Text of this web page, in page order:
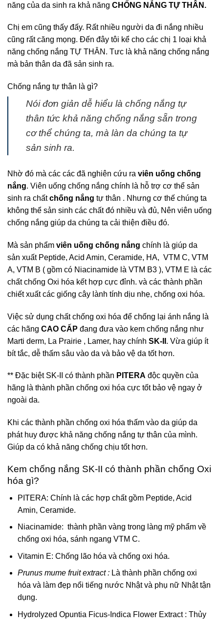
năng của da sinh ra khả năng CHỐNG NẮNG TỰ THÂN.
Chị em cũng thấy đấy. Rất nhiều người da đi nắng nhiều
cũng rất căng mọng. Đến đây tôi kể cho các chị 1 loại khả
năng chống nắng TỰ THÂN. Tưc là khả năng chống nắng
mà bản thân da đã sản sinh ra.
Chống nắng tự thân là gì?
Nói đơn giản dễ hiểu là chống nắng tự
thân tức khả năng chống nắng sẵn trong
cơ thể chúng ta, mà làn da chúng ta tự
sản sinh ra.
Nhờ đó mà các các đã nghiên cứu ra viên uống chống
nắng. Viên uống chống nắng chính là hỗ trợ cơ thể sản
sinh ra chấtchống nắng tự thân . Nhưng cơ thế chúng ta
không thể sản sinh các chất đó nhiều và đủ, Nên viên uống
chống nắng giúp da chúng ta cải thiện điều đó.
Mà sản phẩm viên uống chống nắng chính là giúp da
sản xuất Peptide, Acid Amin, Ceramide, HA, VTM C, VTM
A, VTM B ( gồm có Niacinamide là VTM B3 ), VTM E là các
chất chống Oxi hóa kết hợp cực đỉnh. và các thành phần
chiết xuất các giống cây lành tính dịu nhẹ, chống oxi hóa.
Việc sử dụng chất chống oxi hóa để chống lại ánh nắng là
các hãng CAO CẤP đang đưa vào kem chống nắng như
Marti derm, La Prairie , Lamer, hay chính SK-II . Vừa giúp ít
bít tắc, dễ thấm sâu vào da và bảo vệ da tốt hơn.
** Đặc biệt SK-II có thành phần PITERA độc quyền của
hãng là thành phần chống oxi hóa cực tốt bảo vệ ngay ở
ngoài da.
Khi các thành phần chống oxi hóa thấm vào da giúp da
phát huy được khả năng chống nắng tự thân của mình.
Giúp da có khả năng chống chịu tốt hơn.
Kem chống nắng SK-II có thành phần chống Oxi
hóa gì?
PITERA: Chính là các hợp chất gồm Peptide, Acid
Amin, Ceramide.
Niacinamide: thành phần vàng trong làng mỹ phẩm về
chống oxi hóa, sánh ngang VTM C.
Vitamin E: Chống lão hóa và chống oxi hóa.
Prunus mume fruit extract : Là thành phần chống oxi
hóa và làm đẹp nổi tiếng nước Nhật và phụ nữ Nhật tận
dụng.
Hydrolyzed Opuntia Ficus-Indica Flower Extract : Thủy